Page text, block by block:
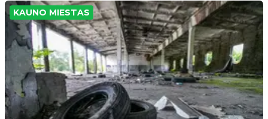
KAUNO MIESTAS